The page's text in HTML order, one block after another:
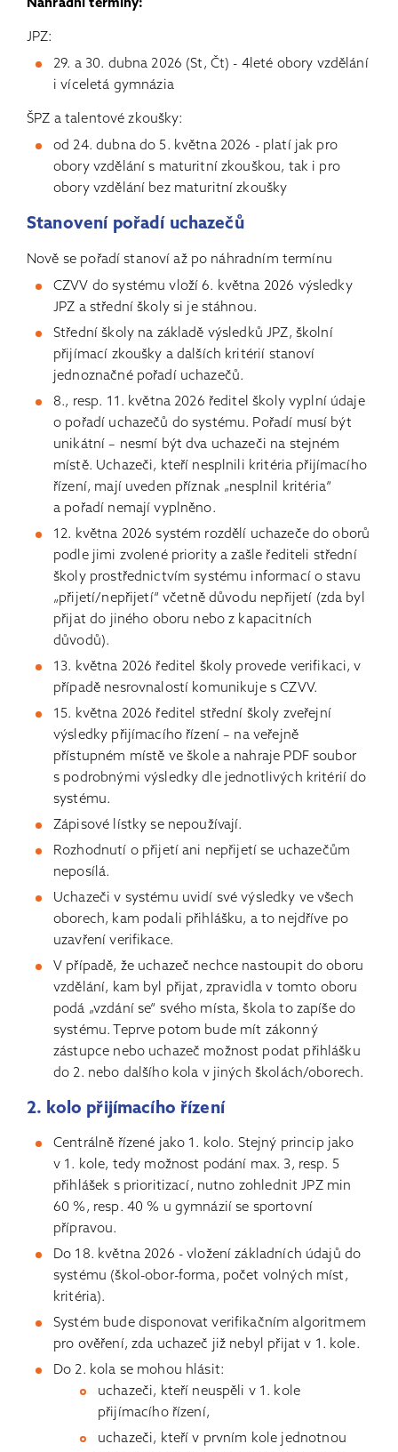
Náhradní termíny:
JPZ:
29. a 30. dubna 2026 (St, Čt) - 4leté obory vzdělání
i víceletá gymnázia
ŠPZ a talentové zkoušky:
od 24. dubna do 5. května 2026 - platí jak pro
obory vzdělání s maturitní zkouškou, tak i pro
obory vzdělání bez maturitní zkoušky
Stanovení pořadí uchazečů
Nově se pořadí stanoví až po náhradním termínu
CZVV do systému vloží 6. května 2026 výsledky
JPZ a střední školy si je stáhnou.
Střední školy na základě výsledků JPZ, školní
přijímací zkoušky a dalších kritérií stanoví
jednoznačné pořadí uchazečů.
8., resp. 11. května 2026 ředitel školy vyplní údaje
o pořadí uchazečů do systému. Pořadí musí být
unikátní – nesmí být dva uchazeči na stejném
místě. Uchazeči, kteří nesplnili kritéria přijímacího
řízení, mají uveden příznak „nesplnil kritéria“
a pořadí nemají vyplněno.
12. května 2026 systém rozdělí uchazeče do oborů
podle jimi zvolené priority a zašle řediteli střední
školy prostřednictvím systému informací o stavu
„přijetí/nepřijetí“ včetně důvodu nepřijetí (zda byl
přijat do jiného oboru nebo z kapacitních
důvodů).
13. května 2026 ředitel školy provede verifikaci, v
případě nesrovnalostí komunikuje s CZVV.
15. května 2026 ředitel střední školy zveřejní
výsledky přijímacího řízení – na veřejně
přístupném místě ve škole a nahraje PDF soubor
s podrobnými výsledky dle jednotlivých kritérií do
systému.
Zápisové lístky se nepoužívají.
Rozhodnutí o přijetí ani nepřijetí se uchazečům
neposílá.
Uchazeči v systému uvidí své výsledky ve všech
oborech, kam podali přihlášku, a to nejdříve po
uzavření verifikace.
V případě, že uchazeč nechce nastoupit do oboru
vzdělání, kam byl přijat, zpravidla v tomto oboru
podá „vzdání se“ svého místa, škola to zapíše do
systému. Teprve potom bude mít zákonný
zástupce nebo uchazeč možnost podat přihlášku
do 2. nebo dalšího kola v jiných školách/oborech.
2. kolo přijímacího řízení
Centrálně řízené jako 1. kolo. Stejný princip jako
v 1. kole, tedy možnost podání max. 3, resp. 5
přihlášek s prioritizací, nutno zohlednit JPZ min
60 %, resp. 40 % u gymnázií se sportovní
přípravou.
Do 18. května 2026 - vložení základních údajů do
systému (škol-obor-forma, počet volných míst,
kritéria).
Systém bude disponovat verifikačním algoritmem
pro ověření, zda uchazeč již nebyl přijat v 1. kole.
Do 2. kola se mohou hlásit:
uchazeči, kteří neuspěli v 1. kole
přijímacího řízení,
uchazeči, kteří v prvním kole jednotnou